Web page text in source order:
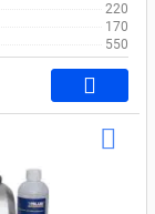
220
170
550